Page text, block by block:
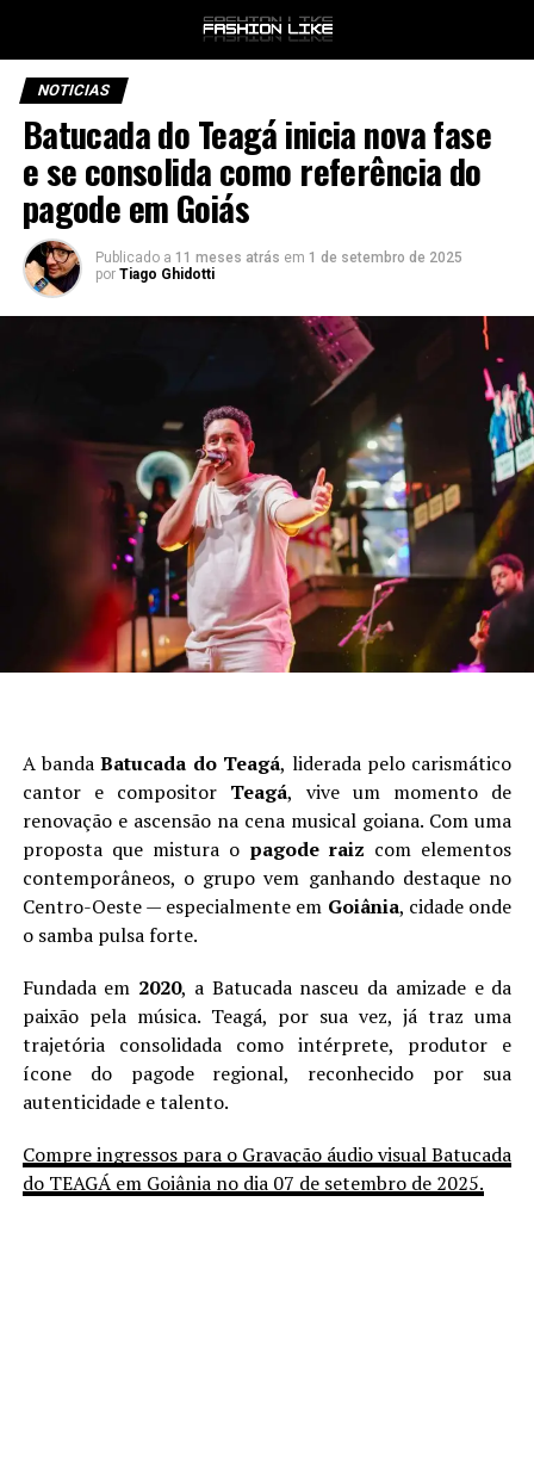
NOTICIAS
Batucada do Teagá inicia nova fase
e se consolida como referência do
pagode em Goiás
Publicado a 11 meses atrás em 1 de setembro de 2025
por Tiago Ghidotti
A bandaBatucada do Teagá, liderada pelo carismático
cantor e compositor Teagá, vive um momento de
renovação e ascensão na cena musical goiana. Com uma
proposta que mistura o pagode raiz com elementos
contemporâneos, o grupo vem ganhando destaque no
Centro-Oeste — especialmente em Goiânia, cidade onde
o samba pulsa forte.
Fundada em 2020, a Batucada nasceu da amizade e da
paixão pela música. Teagá, por sua vez, já traz uma
trajetória consolidada como intérprete, produtor e
ícone do pagode regional, reconhecido por sua
autenticidade e talento.
Compre ingressos para o Gravação áudio visual Batucada
do TEAGÁ em Goiânia no dia 07 de setembro de 2025.